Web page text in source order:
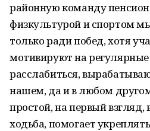
районную команду
физкультурой и спортом
только ради побед, хотя
мотивируют на
расслабиться,
нашем, да и в любом
простой, на первый взгляд,
ходьба, помогает